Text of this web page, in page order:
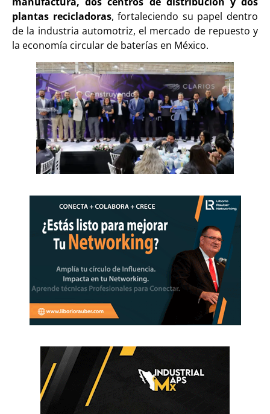
plantas recicladoras, fortaleciendo su papel dentro
de la industria automotriz, el mercado de repuesto y
la economía circular de baterías en México.